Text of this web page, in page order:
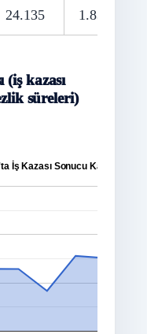
24.135 1.830
(iş kazası
süreleri)
İş Kazası Sonucu Kayıp Gün